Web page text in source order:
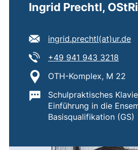
Ingrid Prechtl,
E-Mail Adresse:
ingrid.prechtl​(at)​ur.de
Tel:
+49 941 943 3218
Standort:
OTH-Komplex, M 22
Wichtige Informationen:
Schulpraktisches
Einführung in die
Basisqualifikation (GS)